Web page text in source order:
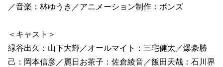
／音楽：林ゆうき／アニメーション制作：ボンズ
＜キャスト＞
緑谷出久：山下大輝／オールマイト：三宅健太／爆豪勝
己：岡本信彦／麗日お茶子：佐倉綾音／飯田天哉：石川界